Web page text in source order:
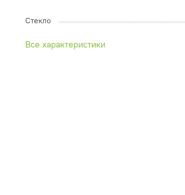
Стекло
Все характеристики